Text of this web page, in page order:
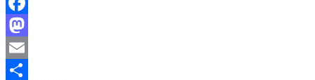
Facebook
Mastodon
Email